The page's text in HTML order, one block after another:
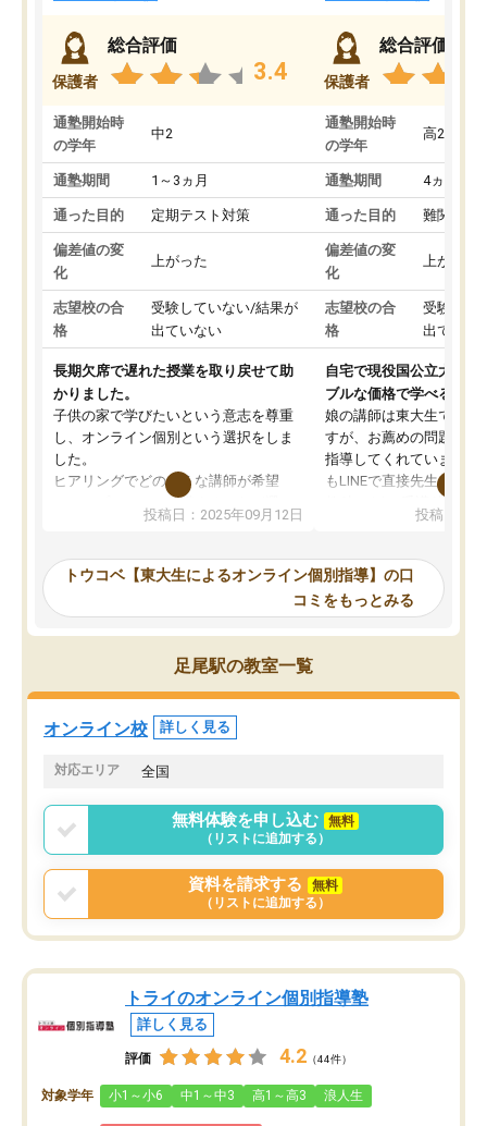
保護者
総合評価
3.4
通塾開始時
の学年
中2
通塾期間 1～3ヵ月
通った目的 定期テスト対策
偏差値の変
化
上がった
志望校の合
格
受験していない/結果が
出ていない
長期欠席で遅れた授業を取り戻せて助
かりました。
子供の家で学びたいという意志を尊重
し、オンライン個別という選択をしま
した。
ヒアリングでどのような講師が希望
か、オプションは付帯するかなど選ぶ
事が出来ました。
ーティングを行い、その講師で良いか
見てから講師を決定する事ができま
す。
うちの子は、初回面談の講師の方で決
オンラインツールを使用した単語帳の
共有があり宿題もそちらで出される形
でした。
言う事で講師変更の申し出があり、あ
まりに短期での変更だった為、塾に通
う事にして退会しました。遅れも取り
戻せ、授業内容や講師の方は良かった
と思います。
投稿日：2025年09月12日
保護者
総合評価
通塾開始時
の学年
高2
通塾期間 4ヵ月～1
通った目的 難関私立
偏差値の変
化
上がった
志望校の合
格
受験して
出ていな
自宅で現役国公立大学生
ブルな価格で学べる
娘の講師は東大生では無
すが、お薦めの問題集や
指導してくれています。
もLINEで直接先生に質問
めれるので、個人に合
いなのがあり(有料)、受
ことをどんなスケジュー
くか相談したのですが、
ち期待したものではなく
くなってきたようなので
投稿日：
トウコベ【東大生によるオンライン個別指導】の口
コミをもっとみる
足尾駅の教室一覧
オンライン校 詳しく見る
対応エリア 全国
無料体験を申し込む
無料
（リストに追加する）
資料を請求する
無料
（リストに追加する）
トライのオンライン個別指導塾
詳しく見る
評価 4.2 （44件）
対象学年 小1～小6 中1～中3 高1～高3 浪人生